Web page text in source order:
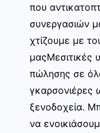
που
συνεργασιών
χτίζουμε με
μαςΜεσιτικές
πώλησης σε
γκαρσονιέρες
ξενοδοχεία.
να